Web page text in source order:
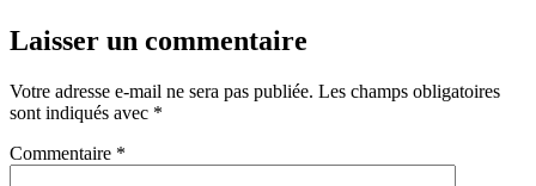
Laisser un commentaire
Votre adresse e-mail ne sera pas publiée. Les champs obligatoires
sont indiqués avec *
Commentaire *